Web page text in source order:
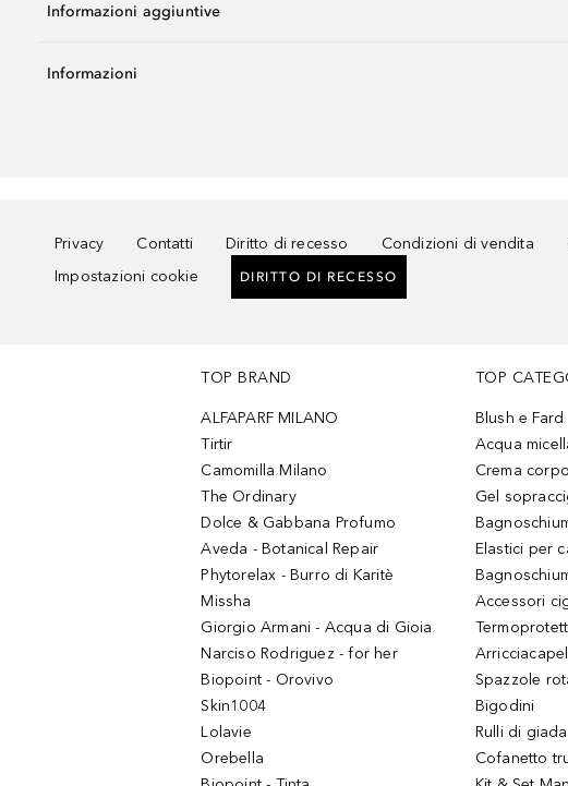
Informazioni aggiuntive
Informazioni
Privacy Contatti Diritto di recesso Condizioni di vendita
Impostazioni cookie
DIRITTO DI RECESSO
TOP BRAND
ALFAPARF MILANO
Tirtir
Camomilla Milano
The Ordinary
Dolce & Gabbana Profumo
Aveda - Botanical Repair
Phytorelax - Burro di Karitè
Missha
Giorgio Armani - Acqua di Gioia
Narciso Rodriguez - for her
Biopoint - Orovivo
Skin1004
Lolavie
Orebella
TOP
Blush e Fard
Acqua
Crema
Gel
Elastici per
Accessori
Spazzole
Bigodini
Rulli di
Cofanetto